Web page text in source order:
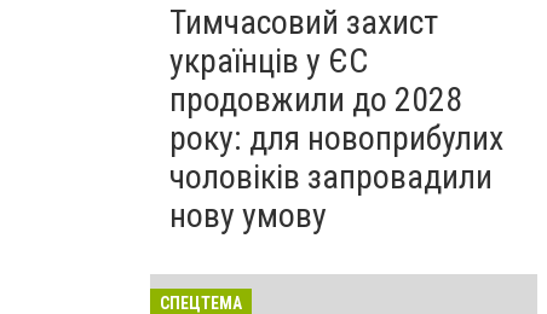
Тимчасовий захист
українців у ЄС
продовжили до 2028
року: для новоприбулих
чоловіків запровадили
нову умову
СПЕЦТЕМА